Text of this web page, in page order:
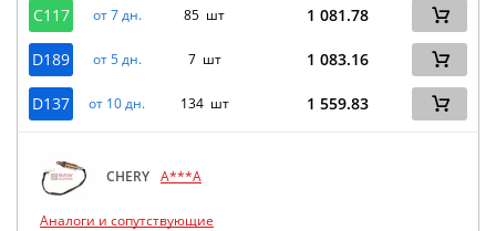
C117 от 7 дн. 85 шт 1 081.78
D189 от 5 дн. 7 шт 1 083.16
D137 от 10 дн. 134 шт 1 559.83
CHERY A***A
Аналоги и сопутствующие